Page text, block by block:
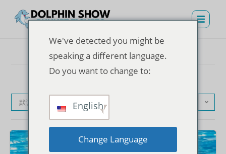
默认产品排序
We've detected you might be
speaking a different language.
Do you want to change to:
English
Change Language